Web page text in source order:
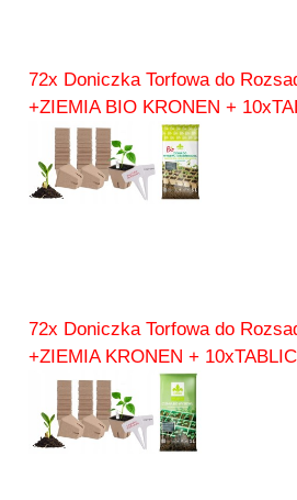
72x Doniczka Torfowa do
+ZIEMIA BIO KRONEN +
72x Doniczka Torfowa do
+ZIEMIA KRONEN +